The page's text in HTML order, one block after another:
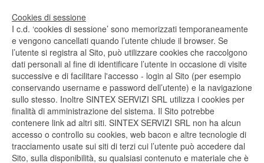
Cookies di sessione
I c.d. ‘cookies di sessione’ sono memorizzati temporaneamente
e vengono cancellati quando l’utente chiude il browser. Se
l’utente si registra al Sito, può utilizzare cookies che raccolgono
dati personali al fine di identificare l’utente in occasione di visite
successive e di facilitare l'accesso - login al Sito (per esempio
conservando username e password dell’utente) e la navigazione
sullo stesso. Inoltre SINTEX SERVIZI SRL utilizza i cookies per
finalità di amministrazione del sistema. Il Sito potrebbe
contenere link ad altri siti. SINTEX SERVIZI SRL non ha alcun
accesso o controllo su cookies, web bacon e altre tecnologie di
tracciamento usate sui siti di terzi cui l’utente può accedere dal
Sito, sulla disponibilità, su qualsiasi contenuto e materiale che è